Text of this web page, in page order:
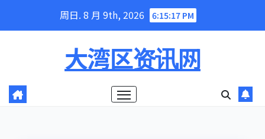
周日. 8 月 9th, 2026 6:15:18 PM
大湾区资讯网